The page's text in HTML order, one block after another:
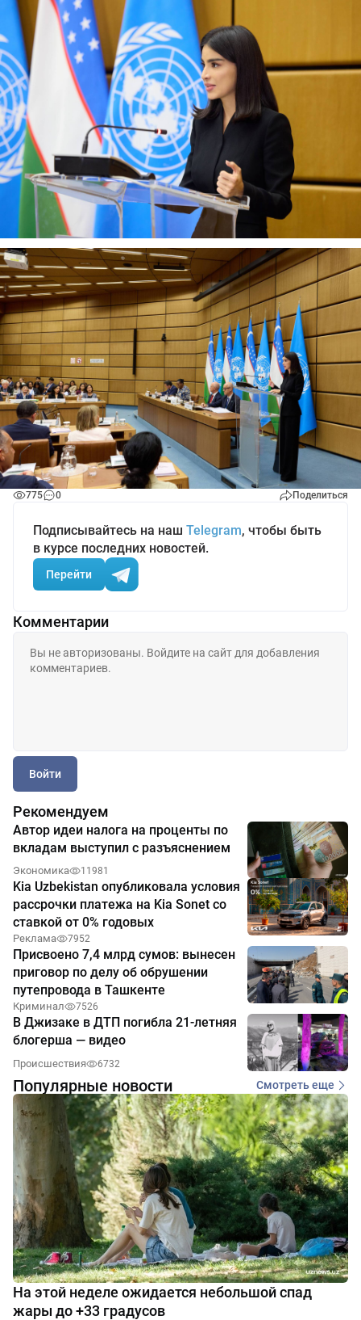
775 0 Поделиться
Подписывайтесь на наш Telegram, чтобы быть
в курсе последних новостей.
Перейти
Комментарии
Войти
Рекомендуем
Автор идеи налога на проценты по
вкладам выступил с разъяснением
Экономика 11981
Kia Uzbekistan опубликовала условия
рассрочки платежа на Kia Sonet со
ставкой от 0% годовых
Реклама 7952
Присвоено 7,4 млрд сумов: вынесен
приговор по делу об обрушении
путепровода в Ташкенте
Криминал 7526
В Джизаке в ДТП погибла 21-летняя
блогерша — видео
Происшествия 6732
Популярные новости Смотреть еще
На этой неделе ожидается небольшой спад
жары до +33 градусов